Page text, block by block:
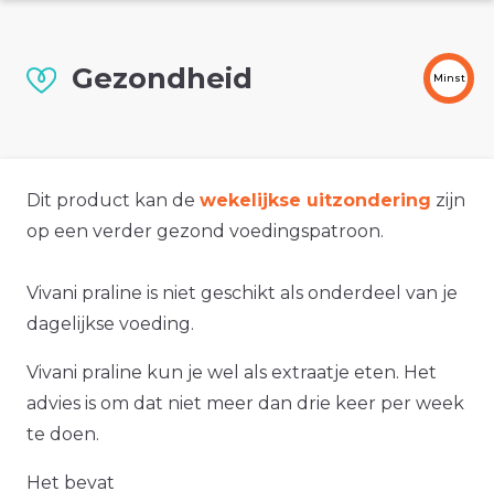
Gezondheid Minst
Dit product kan de wekelijkse uitzondering zijn
op een verder gezond voedingspatroon.
Vivani praline is niet geschikt als onderdeel van je
dagelijkse voeding.
Vivani praline kun je wel als extraatje eten. Het
advies is om dat niet meer dan drie keer per week
te doen.
Het bevat